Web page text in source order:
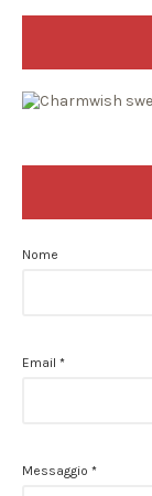
Nome
Email *
Messaggio *